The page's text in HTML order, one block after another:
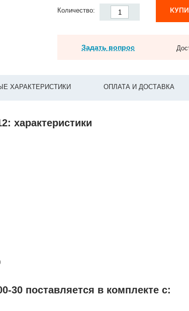
Количество:
Задать вопрос
ХАРАКТЕРИСТИКИ ОПЛАТА И ДОСТАВКА
характеристики
30 поставляется в комплекте с: